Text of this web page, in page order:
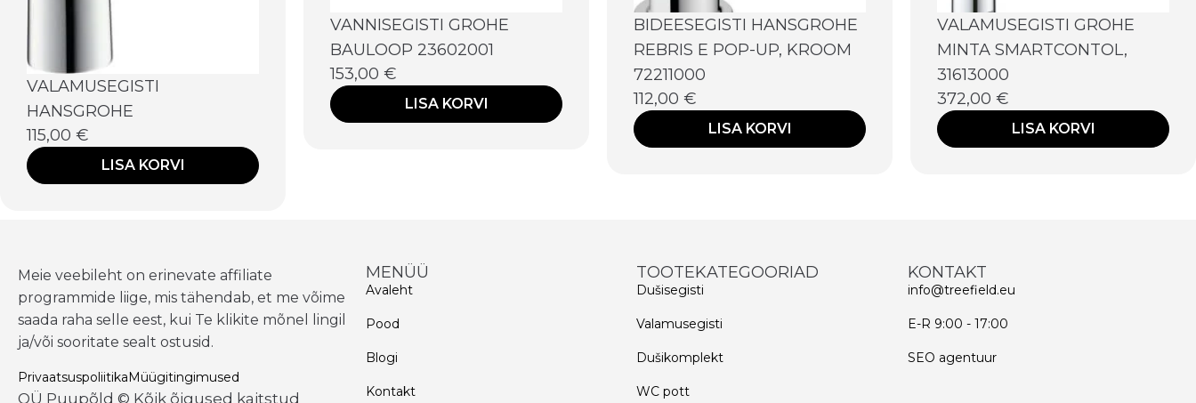
VALAMUSEGISTI
HANSGROHE
115,00 €
LISA KORVI
VANNISEGISTI GROHE
BAULOOP 23602001
153,00 €
LISA KORVI
BIDEESEGISTI HANSGROHE
REBRIS E POP-UP, KROOM
72211000
112,00 €
LISA KORVI
VALAMUSEGISTI GROHE
MINTA SMARTCONTOL,
31613000
372,00 €
LISA KORVI
Meie veebileht on erinevate affiliate
programmide liige, mis tähendab, et me võime
saada raha selle eest, kui Te klikite mõnel lingil
ja/või sooritate sealt ostusid.
Privaatsuspoliitika Müügitingimused
OÜ Puupõld © Kõik õigused kaitstud
MENÜÜ
Avaleht
Pood
Blogi
Kontakt
TOOTEKATEGOORIAD
Dušisegisti
Valamusegisti
Dušikomplekt
WC pott
KONTAKT
info@treefield.eu
E-R 9:00 - 17:00
SEO agentuur